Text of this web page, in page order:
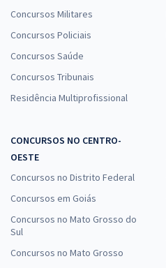
Concursos Militares
Concursos Policiais
Concursos Saúde
Concursos Tribunais
Residência Multiprofissional
CONCURSOS NO CENTRO-
OESTE
Concursos no Distrito Federal
Concursos em Goiás
Concursos no Mato Grosso do
Sul
Concursos no Mato Grosso